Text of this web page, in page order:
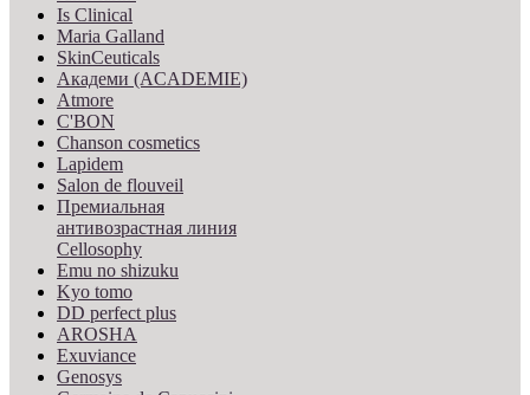
Is Clinical
Maria Galland
SkinCeuticals
Академи (ACADEMIE)
Atmore
C'BON
Chanson cosmetics
Lapidem
Salon de flouveil
Премиальная
антивозрастная линия
Cellosophy
Emu no shizuku
Kyo tomo
DD perfect plus
AROSHA
Exuviance
Genosys